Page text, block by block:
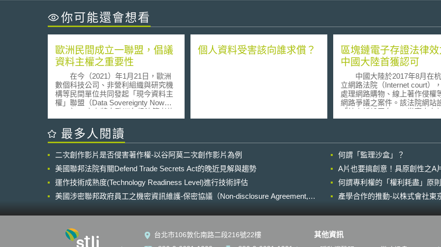
你可能還會想看
歐洲民間成立一聯盟，倡議
資料主權之重要性
在今（2021）年1月21日，歐洲
數個科技公司、非營利組織與研究機
構等民間單位共同發起「現今資料主
權」聯盟（Data Sovereignty Now，
DSN），宣布將向歐洲各級決策者施
加壓力，以確保資料（data）之控制
權掌握在生成資料的個人和組織手
中。該聯盟認為歐盟執委會應採取決
料，應以資料主權原則為基礎，以確
保生成資料之個人和組織對其有控制
權，以利數位經濟。 而在2020年
12月初，澳洲政府首開全球先例提出
一新法案，要求Google與Facebook等
平台應向澳洲在地媒體支付新聞內容
平台上顯示之新聞內容所應支付之費
用，倘無法達成協議，則由政府之仲
裁員決定應支付之金額。此法案引發
Google與Facebook高度反彈，不惜以
個人資料受害該向誰求償？
區塊鏈電子存證法律
中國大陸首獲認可
中國大陸於2017年8月在
立網路法院（Internet court）
處理網路購物、線上著作侵權
網路爭議之案件。該法院網站
「線上訴訟平台」，當事人在
使用手機號碼註冊帳號後，可
及各類表單資料。 近日該網路法
院針對一線上著作權侵權案件
判過程中採用區塊鏈電子數據
據，等同認可區塊鏈電子存證
效力。由於區塊鏈作為去中心
據庫，每筆網路交易訊息皆同
竄改、刪除的特性。杭州網路
取證技術可信度及區塊鏈電子
存完整性進行審查，對本案電
最多人閱讀
二次創作影片是否侵害著作權-以谷阿莫二次創作影片為例
何謂「監理沙盒」？
美國聯邦法院有關Defend Trade Secrets Act的晚近見解與趨勢
A片也要搞創意！具原創性之A
運作技術成熟度(Technology Readiness Level)進行技術評估
何謂專利權的「權利耗盡」原
美國涉密聯邦政府員工之機密資訊維護-保密協議（Non-disclosure Agreement,
產學合作的推動-以株式會社東
台北市106敦化南路二段216號22樓
其他資訊